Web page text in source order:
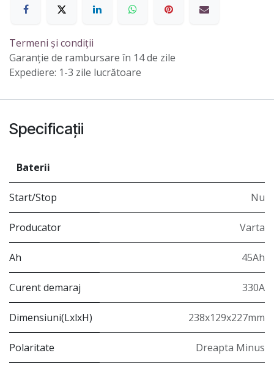
Termeni și condiții
Garanție de rambursare în 14 de zile
Expediere: 1-3 zile lucrătoare
Specificații
Baterii
Start/Stop Nu
Producator Varta
Ah 45Ah
Curent demaraj 330A
Dimensiuni(LxlxH) 238x129x227mm
Polaritate Dreapta Minus